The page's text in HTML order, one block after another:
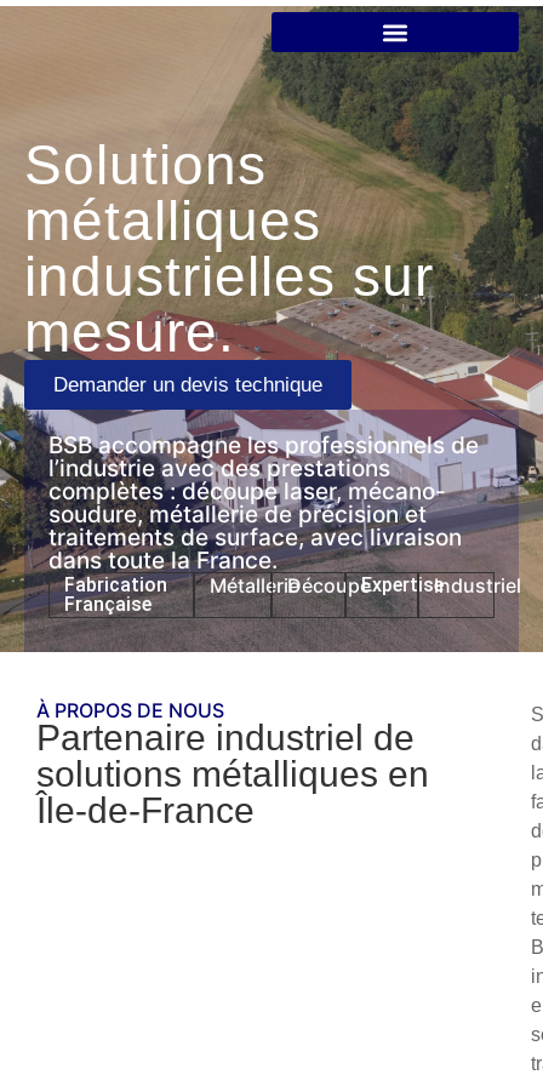
Solutions
métalliques
industrielles sur
mesure.
Demander un devis technique
BSB accompagne les professionnels de
l’industrie avec des prestations
complètes : découpe laser, mécano-
soudure, métallerie de précision et
traitements de surface, avec livraison
dans toute la France.
Fabrication
Française
MétallerieDécoupeExpertiseIndustriel
À PROPOS DE NOUS
Partenaire industriel de
solutions métalliques en
Île-de-France